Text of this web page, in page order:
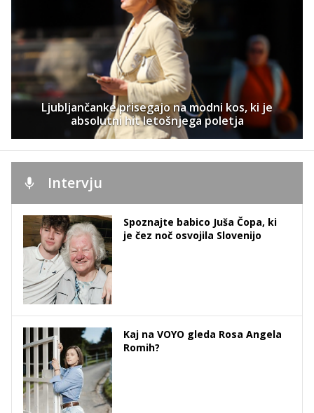
Ljubljančanke prisegajo na modni kos, ki je
absolutni hit letošnjega poletja
Intervju
Spoznajte babico Juša Čopa, ki
je čez noč osvojila Slovenijo
Kaj na VOYO gleda Rosa Angela
Romih?